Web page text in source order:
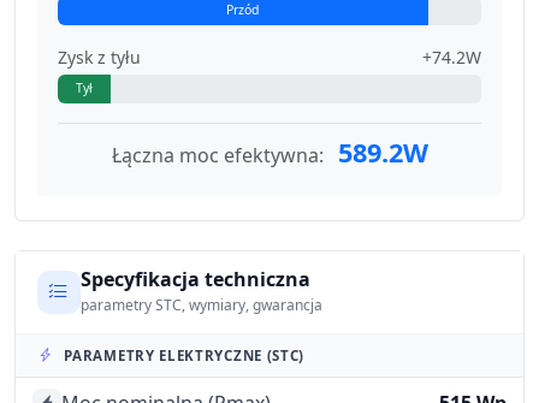
Przód
Zysk z tyłu +74.2W
Tył
Łączna moc efektywna: 589.2W
Specyfikacja techniczna
parametry STC, wymiary, gwarancja
PARAMETRY ELEKTRYCZNE (STC)